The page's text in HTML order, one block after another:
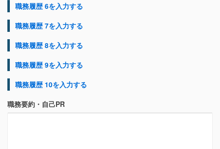
職務履歴 6を入力する
職務履歴 7を入力する
職務履歴 8を入力する
職務履歴 9を入力する
職務履歴 10を入力する
職務要約・自己PR